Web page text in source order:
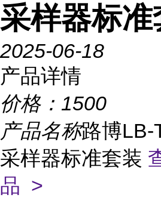
采样器标准
2025-06-18
产品详情
价格： 1500
产品名称路博LB-
采样器标准套装
品 >